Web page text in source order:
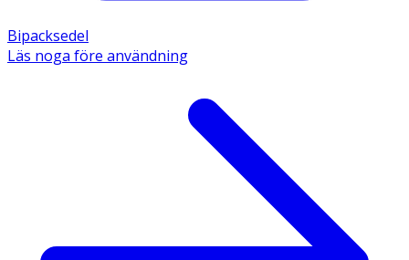
Bipacksedel
Läs noga före användning